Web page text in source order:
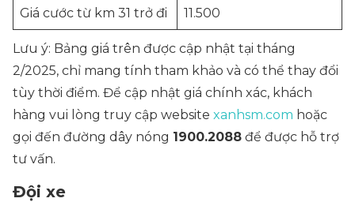
Giá cước từ km 31 trở đi 11.500
Lưu ý: Bảng giá trên được cập nhật tại tháng
2/2025, chỉ mang tính tham khảo và có thể thay đổi
tùy thời điểm. Để cập nhật giá chính xác, khách
hàng vui lòng truy cập website xanhsm.com hoặc
gọi đến đường dây nóng 1900.2088 để được hỗ trợ
tư vấn.
Đội xe